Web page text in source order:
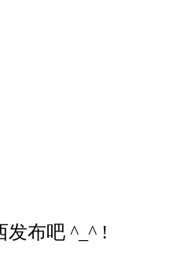
发布吧 ^_^ !